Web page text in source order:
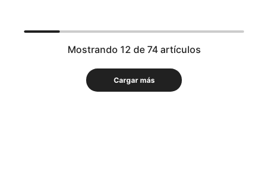
Mostrando 12 de 74 artículos
Cargar más